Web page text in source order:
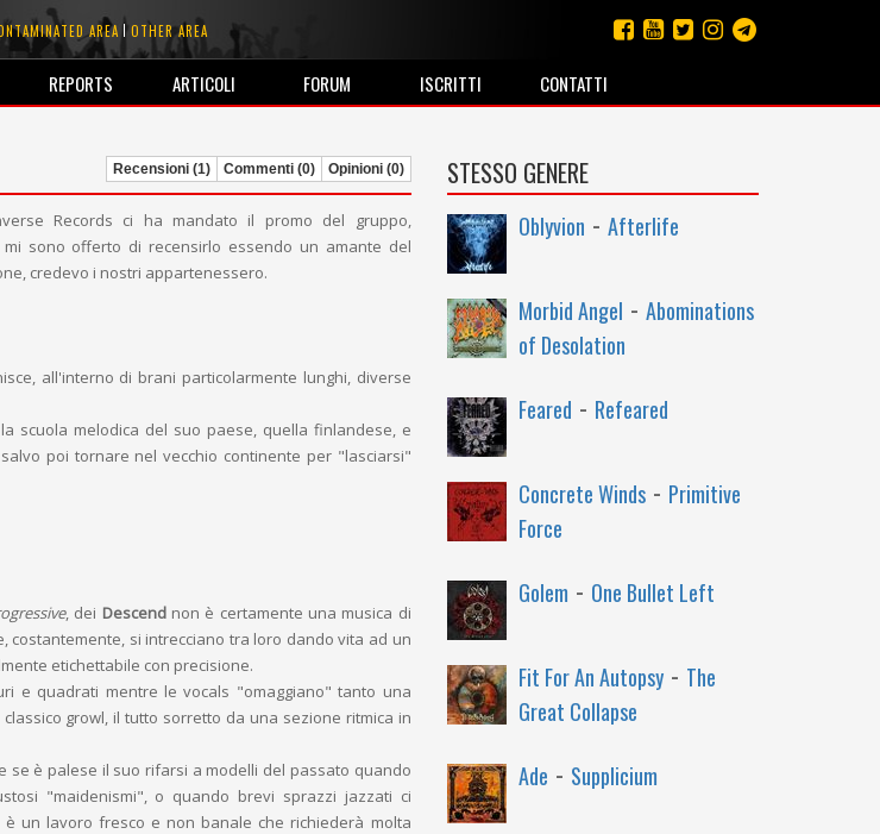
AREA OTHER AREA
REPORTS ARTICOLI FORUM ISCRITTI CONTATTI
Recensioni (1) Commenti (0) Opinioni (0)
Records ci ha mandato il promo del gruppo,
sono offerto di recensirlo essendo un amante del
credevo i nostri appartenessero.
all'interno di brani particolarmente lunghi, diverse
scuola melodica del suo paese, quella finlandese, e
poi tornare nel vecchio continente per "lasciarsi"
, dei Descendnon è certamente una musica di
costantemente, si intrecciano tra loro dando vita ad un
etichettabile con precisione.
e quadrati mentre le vocals "omaggiano" tanto una
growl, il tutto sorretto da una sezione ritmica in
se è palese il suo rifarsi a modelli del passato quando
"maidenismi", o quando brevi sprazzi jazzati ci
un lavoro fresco e non banale che richiederà molta
STESSO GENERE
Oblyvion - Afterlife
Morbid Angel - Abominations
of Desolation
Feared - Refeared
Concrete Winds- Primitive
Force
Golem - One Bullet Left
Fit For An Autopsy- The
Great Collapse
Ade - Supplicium